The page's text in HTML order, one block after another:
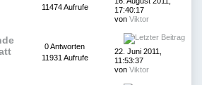
11474 Aufrufe
17:40:17
von Viktor
0 Antworten
11931 Aufrufe
22. Juni 2011,
11:53:37
von Viktor